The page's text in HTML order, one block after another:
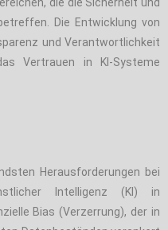
Die Entwicklung von
und Verantwortlichkeit
Vertrauen in KI-Systeme
Herausforderungen bei
Intelligenz (KI) in
Bias (Verzerrung), der in